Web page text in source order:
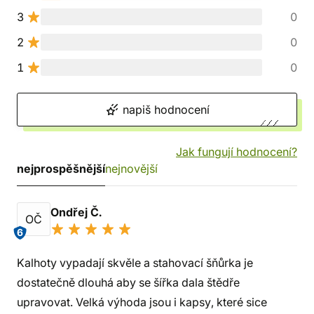
3
0
2
0
1
0
napiš hodnocení
Jak fungují hodnocení?
nejprospěšnějšínejnovější
OČ
6
Ondřej Č.
Kalhoty vypadají skvěle a stahovací šňůrka je
dostatečně dlouhá aby se šířka dala štědře
upravovat. Velká výhoda jsou i kapsy, které sice